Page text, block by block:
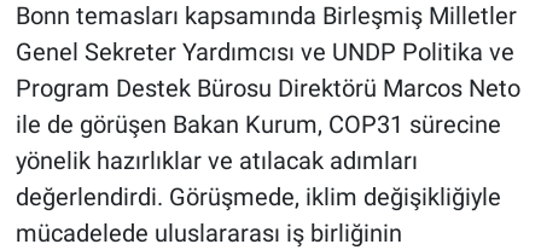
Bonn temasları kapsamında Birleşmiş Milletler
Genel Sekreter Yardımcısı ve UNDP Politika ve
Program Destek Bürosu Direktörü Marcos Neto
ile de görüşen Bakan Kurum, COP31 sürecine
yönelik hazırlıklar ve atılacak adımları
değerlendirdi. Görüşmede, iklim değişikliğiyle
mücadelede uluslararası iş birliğinin